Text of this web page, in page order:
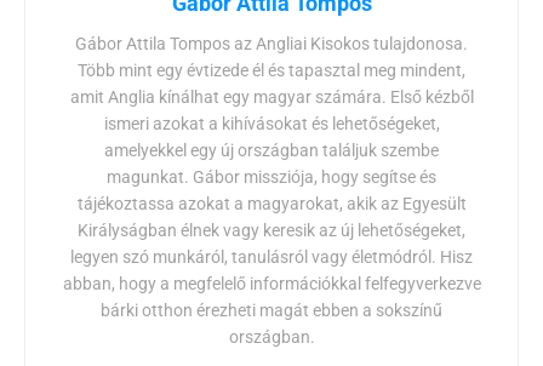
Gábor Attila Tompos az Angliai Kisokos tulajdonosa.
Több mint egy évtizede él és tapasztal meg mindent,
amit Anglia kínálhat egy magyar számára. Első kézből
ismeri azokat a kihívásokat és lehetőségeket,
amelyekkel egy új országban találjuk szembe
magunkat. Gábor missziója, hogy segítse és
tájékoztassa azokat a magyarokat, akik az Egyesült
Királyságban élnek vagy keresik az új lehetőségeket,
legyen szó munkáról, tanulásról vagy életmódról. Hisz
abban, hogy a megfelelő információkkal felfegyverkezve
bárki otthon érezheti magát ebben a sokszínű
országban.